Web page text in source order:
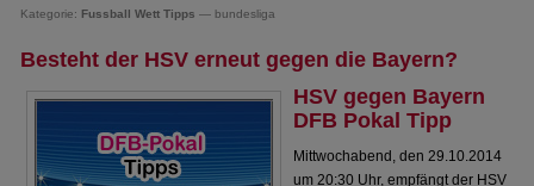
Kategorie: Fussball Wett Tipps — bundesliga
Besteht der HSV erneut gegen die Bayern?
HSV gegen Bayern
DFB Pokal Tipp
Mittwochabend, den 29.10.2014
um 20:30 Uhr, empfängt der HSV